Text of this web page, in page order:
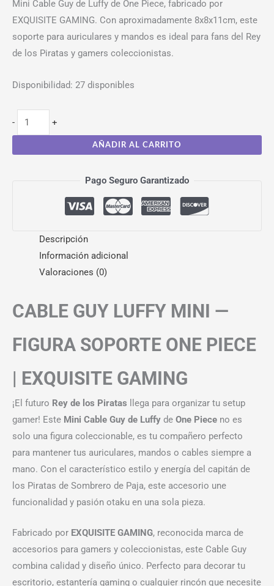
Mini Cable Guy de Luffy de One Piece, fabricado por
EXQUISITE GAMING. Con aproximadamente 8x8x11cm, este
soporte para auriculares y mandos es ideal para fans del Rey
de los Piratas y gamers coleccionistas.
Disponibilidad: 27 disponibles
- +
AÑADIR AL CARRITO
Pago Seguro Garantizado
Descripción
Información adicional
Valoraciones (0)
CABLE GUY LUFFY MINI —
FIGURA SOPORTE ONE PIECE
| EXQUISITE GAMING
¡El futuro Rey de los Piratas llega para organizar tu setup
gamer! Este Mini Cable Guy de Luffy de One Piece no es
solo una figura coleccionable, es tu compañero perfecto
para mantener tus auriculares, mandos o cables siempre a
mano. Con el característico estilo y energía del capitán de
los Piratas de Sombrero de Paja, este accesorio une
funcionalidad y pasión otaku en una sola pieza.
Fabricado por EXQUISITE GAMING, reconocida marca de
accesorios para gamers y coleccionistas, este Cable Guy
combina calidad y diseño único. Perfecto para decorar tu
escritorio, estantería gaming o cualquier rincón que necesite